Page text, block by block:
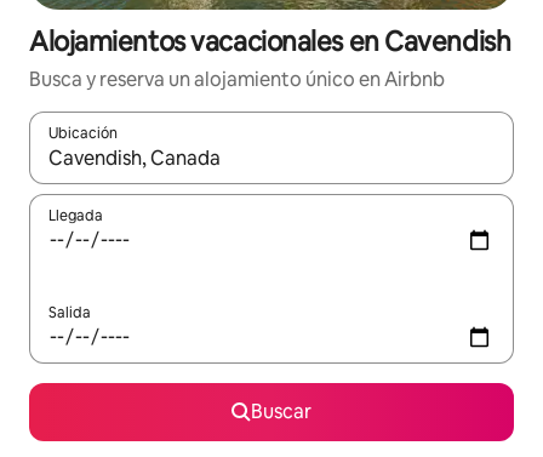
Alojamientos vacacionales en Cavendish
Busca y reserva un alojamiento único en Airbnb
Ubicación
Cuando los resultados estén disponibles, podrás navegar
Llegada
Salida
Buscar